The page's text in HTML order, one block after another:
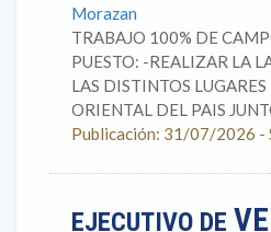
Morazan
TRABAJO 100% DE
PUESTO: -REALIZAR LA
LAS DISTINTOS
ORIENTAL DEL PAIS
Publicación: 31/07/2026
EJECUTIVO DE